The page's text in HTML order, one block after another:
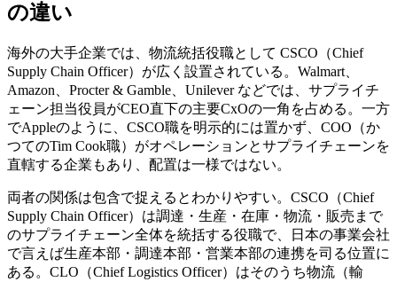
の違い
海外の大手企業では、物流統括役職として CSCO（Chief
Supply Chain Officer）が広く設置されている。Walmart、
Amazon、Procter & Gamble、Unilever などでは、サプライチ
ェーン担当役員がCEO直下の主要CxOの一角を占める。一方
でAppleのように、CSCO職を明示的には置かず、COO（か
つてのTim Cook職）がオペレーションとサプライチェーンを
直轄する企業もあり、配置は一様ではない。
両者の関係は包含で捉えるとわかりやすい。CSCO（Chief
Supply Chain Officer）は調達・生産・在庫・物流・販売まで
のサプライチェーン全体を統括する役職で、日本の事業会社
で言えば生産本部・調達本部・営業本部の連携を司る位置に
ある。CLO（Chief Logistics Officer）はそのうち物流（輸